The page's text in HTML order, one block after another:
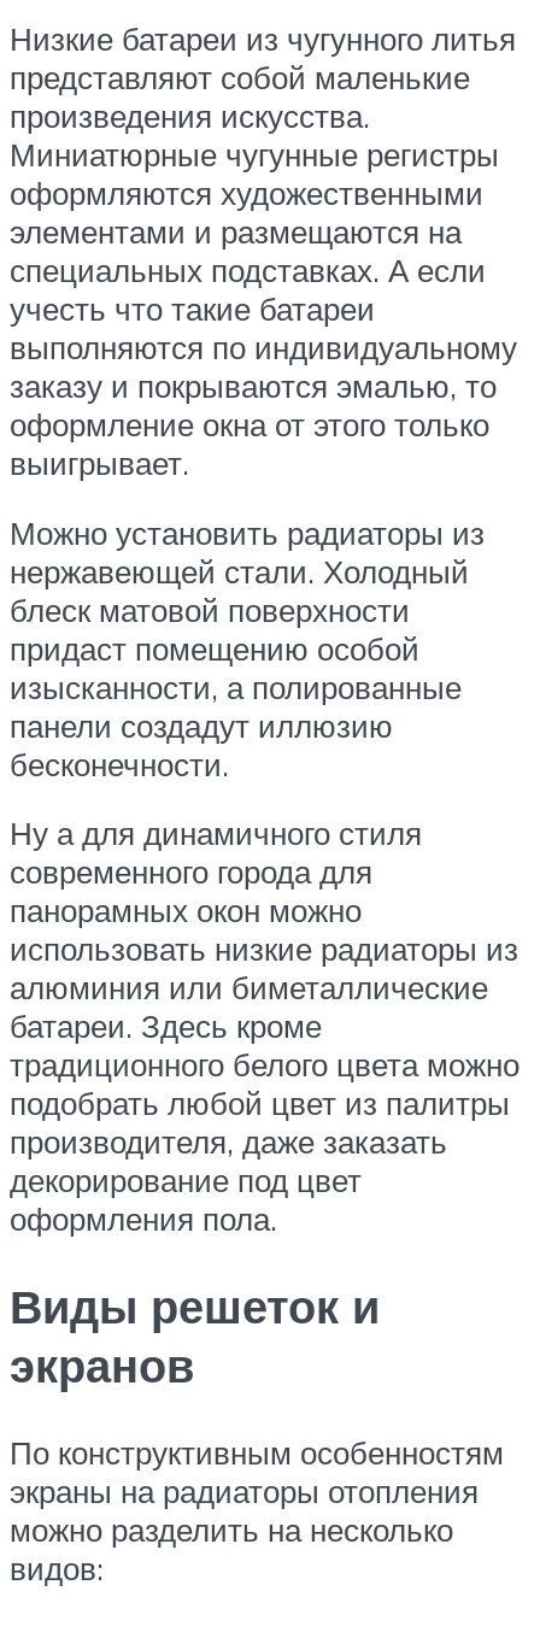
Низкие батареи из чугунного литья
представляют собой маленькие
произведения искусства.
Миниатюрные чугунные регистры
оформляются художественными
элементами и размещаются на
специальных подставках. А если
учесть что такие батареи
выполняются по индивидуальному
заказу и покрываются эмалью, то
оформление окна от этого только
выигрывает.
Можно установить радиаторы из
нержавеющей стали. Холодный
блеск матовой поверхности
придаст помещению особой
изысканности, а полированные
панели создадут иллюзию
бесконечности.
Ну а для динамичного стиля
современного города для
панорамных окон можно
использовать низкие радиаторы из
алюминия или биметаллические
батареи. Здесь кроме
традиционного белого цвета можно
подобрать любой цвет из палитры
производителя, даже заказать
декорирование под цвет
оформления пола.
Виды решеток и
экранов
По конструктивным особенностям
экраны на радиаторы отопления
можно разделить на несколько
видов: